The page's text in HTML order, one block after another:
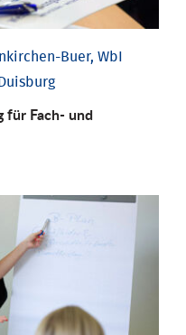
Buer, WbI
für Fach-­ und